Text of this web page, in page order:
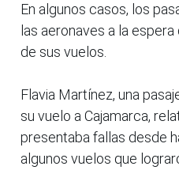
En algunos casos, los
las aeronaves a la
de sus vuelos.
Flavia Martínez, una
su vuelo a Cajamarca,
presentaba fallas desde
algunos vuelos que